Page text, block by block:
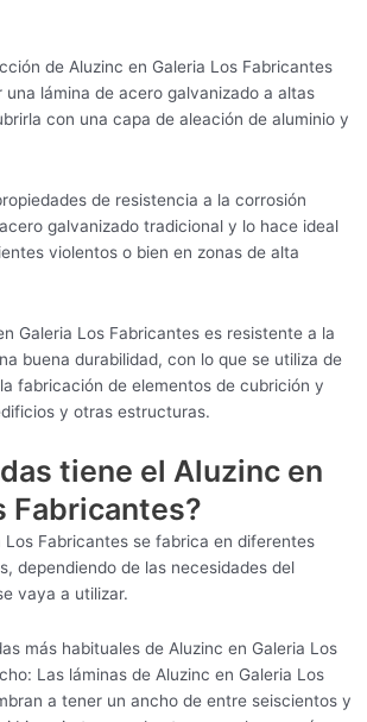
de Aluzinc en Galeria Los Fabricantes
lámina de acero galvanizado a altas
con una capa de aleación de aluminio y
de resistencia a la corrosión
galvanizado tradicional y lo hace ideal
violentos o bien en zonas de alta
Galeria Los Fabricantes es resistente a la
buena durabilidad, con lo que se utiliza de
fabricación de elementos de cubrición y
y otras estructuras.
tiene el Aluzinc en
Fabricantes?
Los Fabricantes se fabrica en diferentes
dependiendo de las necesidades del
vaya a utilizar.
más habituales de Aluzinc en Galeria Los
Las láminas de Aluzinc en Galeria Los
a tener un ancho de entre seiscientos y